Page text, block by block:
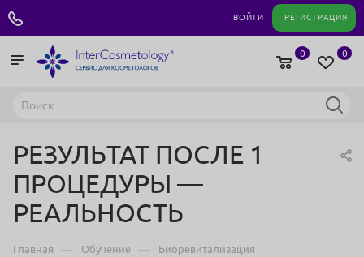
ВОЙТИ РЕГИСТРАЦИЯ
0
0
РЕЗУЛЬТАТ ПОСЛЕ 1
ПРОЦЕДУРЫ —
РЕАЛЬНОСТЬ
Главная — Обучение — Биоревитализация